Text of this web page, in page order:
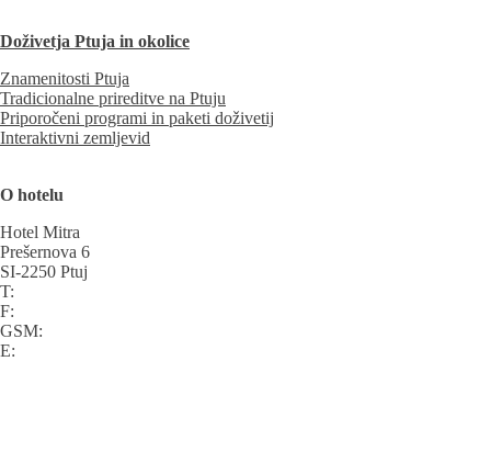
Doživetja Ptuja in okolice
Znamenitosti Ptuja
Tradicionalne prireditve na Ptuju
Priporočeni programi in paketi doživetij
Interaktivni zemljevid
O hotelu
Hotel Mitra
Prešernova 6
SI-2250 Ptuj
T:
F:
GSM:
E: